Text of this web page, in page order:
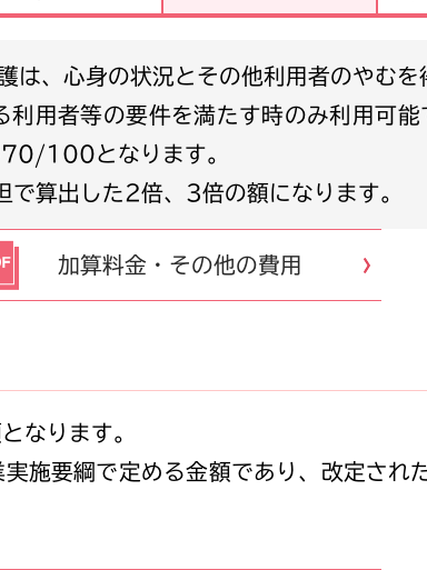
利用者等の要件を満たす時のみ利用可
70/100となります。
で算出した2倍、3倍の額になります。
加算料金・その他の費用
なります。
施要綱で定める金額であり、改定され